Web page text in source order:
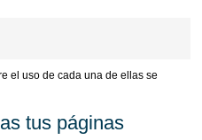
el uso de cada una de ellas se
tus páginas